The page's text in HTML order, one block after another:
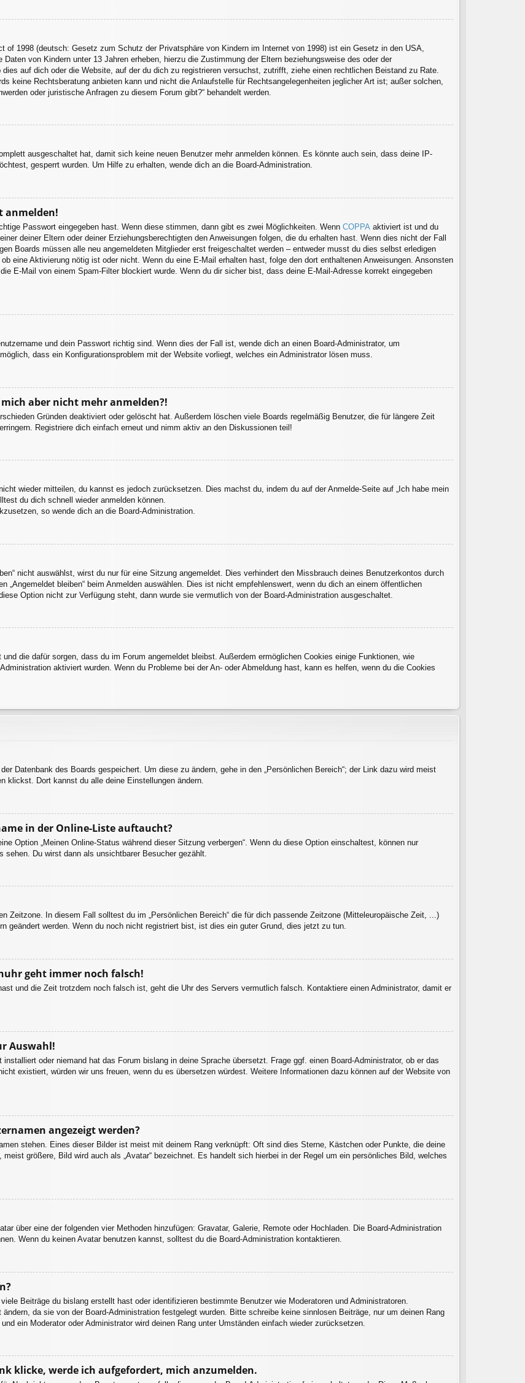
of 1998 (deutsch: Gesetz zum Schutz der Privatsphäre von Kindern im Internet von 1998) ist ein Gesetz in den USA,
von Kindern unter 13 Jahren erheben, hierzu die Zustimmung der Eltern beziehungsweise des oder der
auf dich oder die Website, auf der du dich zu registrieren versuchst, zutrifft, ziehe einen rechtlichen Beistand zu Rate.
keine Rechtsberatung anbieten kann und nicht die Anlaufstelle für Rechtsangelegenheiten jeglicher Art ist; außer solchen,
oder juristische Anfragen zu diesem Forum gibt?“ behandelt werden.
ausgeschaltet hat, damit sich keine neuen Benutzer mehr anmelden können. Es könnte auch sein, dass deine IP-
gesperrt wurden. Um Hilfe zu erhalten, wende dich an die Board-Administration.
anmelden!
Passwort eingegeben hast. Wenn diese stimmen, dann gibt es zwei Möglichkeiten. Wenn COPPA aktiviert ist und du
deiner Eltern oder deiner Erziehungsberechtigten den Anweisungen folgen, die du erhalten hast. Wenn dies nicht der Fall
Boards müssen alle neu angemeldeten Mitglieder erst freigeschaltet werden – entweder musst du dies selbst erledigen
eine Aktivierung nötig ist oder nicht. Wenn du eine E-Mail erhalten hast, folge den dort enthaltenen Anweisungen. Ansonsten
E-Mail von einem Spam-Filter blockiert wurde. Wenn du dir sicher bist, dass deine E-Mail-Adresse korrekt eingegeben
und dein Passwort richtig sind. Wenn dies der Fall ist, wende dich an einen Board-Administrator, um
dass ein Konfigurationsproblem mit der Website vorliegt, welches ein Administrator lösen muss.
aber nicht mehr anmelden?!
Gründen deaktiviert oder gelöscht hat. Außerdem löschen viele Boards regelmäßig Benutzer, die für längere Zeit
Registriere dich einfach erneut und nimm aktiv an den Diskussionen teil!
wieder mitteilen, du kannst es jedoch zurücksetzen. Dies machst du, indem du auf der Anmelde-Seite auf „Ich habe mein
du dich schnell wieder anmelden können.
so wende dich an die Board-Administration.
nicht auswählst, wirst du nur für eine Sitzung angemeldet. Dies verhindert den Missbrauch deines Benutzerkontos durch
„Angemeldet bleiben“ beim Anmelden auswählen. Dies ist nicht empfehlenswert, wenn du dich an einem öffentlichen
Option nicht zur Verfügung steht, dann wurde sie vermutlich von der Board-Administration ausgeschaltet.
die dafür sorgen, dass du im Forum angemeldet bleibst. Außerdem ermöglichen Cookies einige Funktionen, wie
aktiviert wurden. Wenn du Probleme bei der An- oder Abmeldung hast, kann es helfen, wenn du die Cookies
Datenbank des Boards gespeichert. Um diese zu ändern, gehe in den „Persönlichen Bereich“; der Link dazu wird meist
klickst. Dort kannst du alle deine Einstellungen ändern.
in der Online-Liste auftaucht?
Option „Meinen Online-Status während dieser Sitzung verbergen“. Wenn du diese Option einschaltest, können nur
Du wirst dann als unsichtbarer Besucher gezählt.
Zeitzone. In diesem Fall solltest du im „Persönlichen Bereich“ die für dich passende Zeitzone (Mitteleuropäische Zeit, ...)
geändert werden. Wenn du noch nicht registriert bist, ist dies ein guter Grund, dies jetzt zu tun.
geht immer noch falsch!
und die Zeit trotzdem noch falsch ist, geht die Uhr des Servers vermutlich falsch. Kontaktiere einen Administrator, damit er
Auswahl!
oder niemand hat das Forum bislang in deine Sprache übersetzt. Frage ggf. einen Board-Administrator, ob er das
existiert, würden wir uns freuen, wenn du es übersetzen würdest. Weitere Informationen dazu können auf der Website von
angezeigt werden?
stehen. Eines dieser Bilder ist meist mit deinem Rang verknüpft: Oft sind dies Sterne, Kästchen oder Punkte, die deine
größere, Bild wird auch als „Avatar“ bezeichnet. Es handelt sich hierbei in der Regel um ein persönliches Bild, welches
über eine der folgenden vier Methoden hinzufügen: Gravatar, Galerie, Remote oder Hochladen. Die Board-Administration
Wenn du keinen Avatar benutzen kannst, solltest du die Board-Administration kontaktieren.
Beiträge du bislang erstellt hast oder identifizieren bestimmte Benutzer wie Moderatoren und Administratoren.
da sie von der Board-Administration festgelegt wurden. Bitte schreibe keine sinnlosen Beiträge, nur um deinen Rang
ein Moderator oder Administrator wird deinen Rang unter Umständen einfach wieder zurücksetzen.
klicke, werde ich aufgefordert, mich anzumelden.